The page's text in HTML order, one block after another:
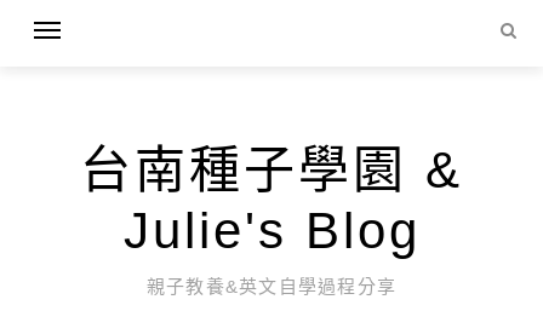
台南種子學園 &
Julie's Blog
親子教養&英文自學過程分享